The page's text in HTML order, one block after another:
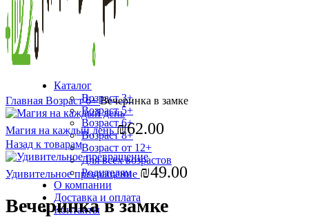
Каталог
Возраст 3+
Возраст 5+
Возраст 6+
Возраст 8+
Возраст от 12+
Для всех возрастов
Родителям
О компании
Доставка и оплата
Контакты
Увеличить
Главная Возраст 6+Вечеринка в замке
Магия на каждый день₪62.00
Назад к товарам
Удивительное превращение ₪49.00
Вечеринка в замке